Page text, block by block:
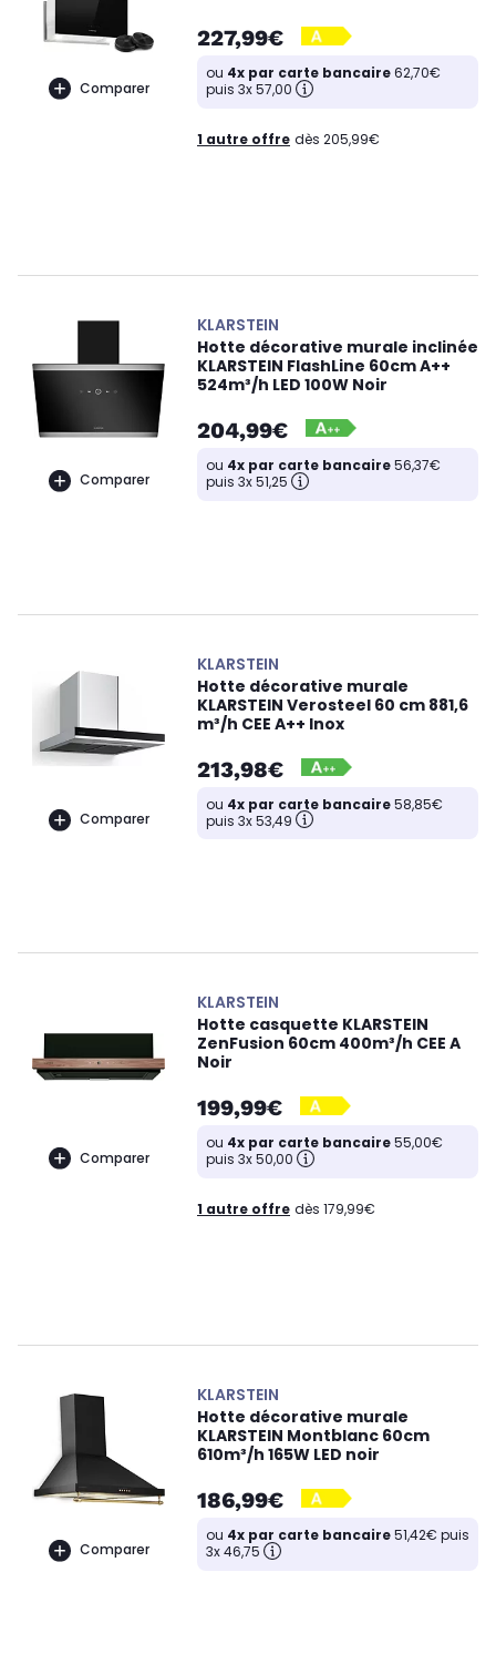
Comparer
227,99€
ou 4x par carte bancaire62,70€
puis 3x 57,00
1 autre offre dès 205,99€
Comparer
KLARSTEIN
Hotte décorative murale inclinée
KLARSTEIN FlashLine 60cm A++
524m³/h LED 100W Noir
204,99€
ou 4x par carte bancaire56,37€
puis 3x 51,25
Comparer
KLARSTEIN
Hotte décorative murale
KLARSTEIN Verosteel 60 cm 881,6
m³/h CEE A++ Inox
213,98€
ou 4x par carte bancaire58,85€
puis 3x 53,49
Comparer
KLARSTEIN
Hotte casquette KLARSTEIN
ZenFusion 60cm 400m³/h CEE A
Noir
199,99€
ou 4x par carte bancaire55,00€
puis 3x 50,00
1 autre offre dès 179,99€
Comparer
KLARSTEIN
Hotte décorative murale
KLARSTEIN Montblanc 60cm
610m³/h 165W LED noir
186,99€
ou 4x par carte bancaire51,42€ puis
3x 46,75